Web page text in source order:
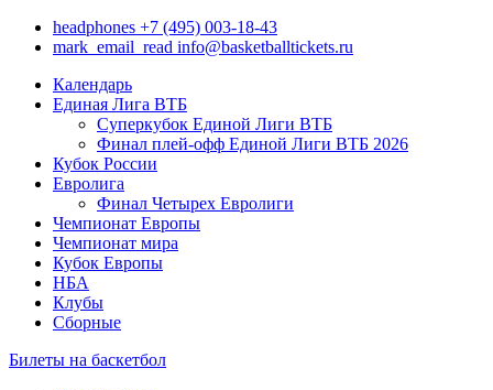
headphones +7 (495) 003-18-43
mark_email_read info@basketballtickets.ru
Календарь
Единая Лига ВТБ
Суперкубок Единой Лиги ВТБ
Финал плей-офф Единой Лиги ВТБ 2026
Кубок России
Евролига
Финал Четырех Евролиги
Чемпионат Европы
Чемпионат мира
Кубок Европы
НБА
Клубы
Сборные
Билеты на баскетбол